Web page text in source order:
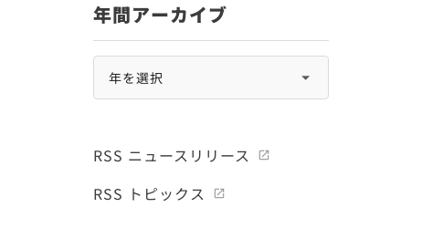
年間アーカイブ
RSS ニュースリリース
RSS トピックス